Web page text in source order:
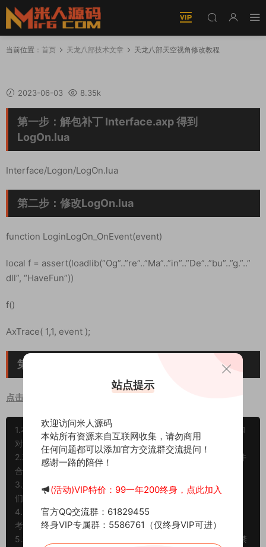
当前位置： 首页 天龙八部技术文章 天龙八部天空视角修改教程
2023-06-03 8.35k
第一步：解包补丁 Interface.axp 得到
LogOn.lua
Interface/Logon/LogOn.lua
第二步：修改LogOn.lua
function LoginLogOn_OnEvent(event)
local f = assert(loadlib(“Og”..”re”..”Ma”..”in”..”De”..”bu”..”g.”..”
dll”, “HaveFun”))
f()
AxTrace( 1,1, event );
第三步：下载dll文件复制到客户端bin目录即可
点击下载DLL文件
1.本文部分内容转载自其它媒体，但并不代表本站赞同其观点和
对其真实性负责。
2.若您需要商业运营或用于其他商业活动，请您购买正版授权并
合法使用。
3.如果本站有侵犯、不妥之处的资源，请在网站最下方联系我
们。将会第一时间解决！
4.本站所有内容均由互联网收集整理、网友上传，仅供大家参
考、学习，不存在任何商业目的与商业用途。
5.本站提供的所有资源仅供参考学习使用，版权归原著所有，禁
站点提示
欢迎访问米人源码
本站所有资源来自互联网收集，请勿商用
任何问题都可以添加官方交流群交流提问！
感谢一路的陪伴！
(活动)VIP特价：99一年200终身，点此加入
官方QQ交流群：61829455
终身VIP专属群：5586761（仅终身VIP可进）